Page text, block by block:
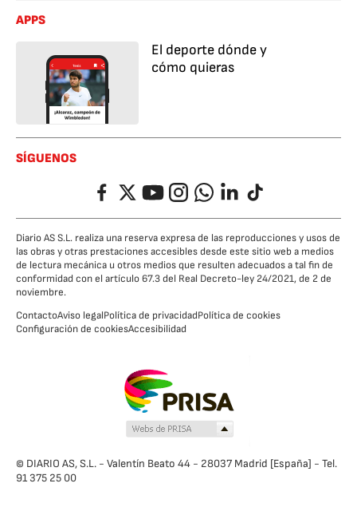
APPS
El deporte dónde y
cómo quieras
SÍGUENOS
FacebookTwitterYouTubeInstagramWhatsappLinkedIn
TikTok
Diario AS S.L. realiza una reserva expresa de las reproducciones y usos de
las obras y otras prestaciones accesibles desde este sitio web a medios
de lectura mecánica u otros medios que resulten adecuados a tal fin de
conformidad con el artículo 67.3 del Real Decreto-ley 24/2021, de 2 de
noviembre.
ContactoAviso legalPolítica de privacidadPolítica de cookies
Configuración de cookiesAccesibilidad
© DIARIO AS, S.L. - Valentín Beato 44 - 28037 Madrid [España] - Tel.
91 375 25 00